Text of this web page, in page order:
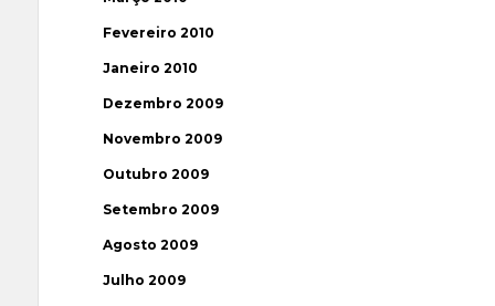
Fevereiro 2010
Janeiro 2010
Dezembro 2009
Novembro 2009
Outubro 2009
Setembro 2009
Agosto 2009
Julho 2009